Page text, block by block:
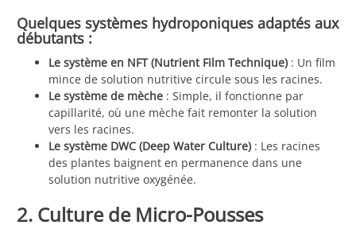
Quelques systèmes hydroponiques adaptés aux
débutants :
Le système en NFT (Nutrient Film Technique) : Un film
mince de solution nutritive circule sous les racines.
Le système de mèche : Simple, il fonctionne par
capillarité, où une mèche fait remonter la solution
vers les racines.
Le système DWC (Deep Water Culture) : Les racines
des plantes baignent en permanence dans une
solution nutritive oxygénée.
2. Culture de Micro-Pousses